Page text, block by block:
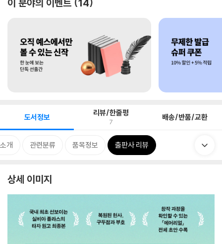
이 분야의 이벤트 14
도서정보 리뷰/한줄평
7 배송/반품/교환
개 관련분류 품목정보 출판사 리뷰
상세 이미지